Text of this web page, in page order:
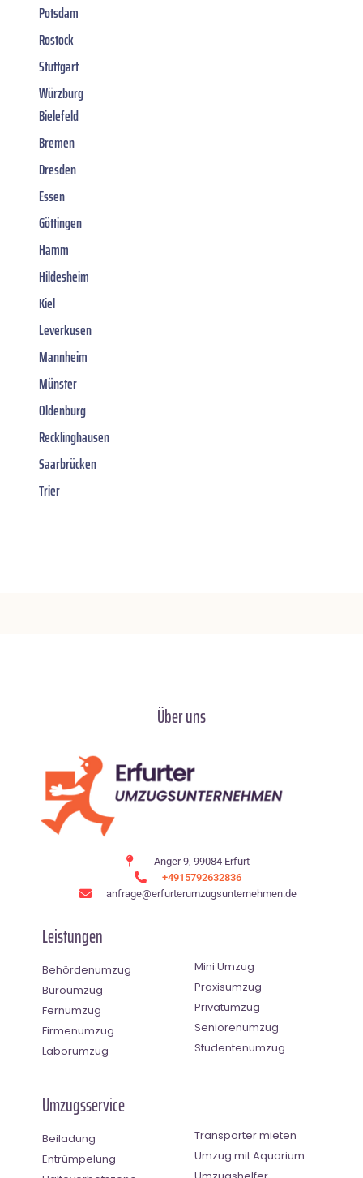
Potsdam
Rostock
Stuttgart
Würzburg
Bielefeld
Bremen
Dresden
Essen
Göttingen
Hamm
Hildesheim
Kiel
Leverkusen
Mannheim
Münster
Oldenburg
Recklinghausen
Saarbrücken
Trier
Über uns
Anger 9, 99084 Erfurt
+4915792632836
anfrage@erfurterumzugsunternehmen.de
Leistungen
Behördenumzug
Büroumzug
Fernumzug
Firmenumzug
Laborumzug
Mini Umzug
Praxisumzug
Privatumzug
Seniorenumzug
Studentenumzug
Umzugsservice
Beiladung
Entrümpelung
Transporter mieten
Umzug mit Aquarium